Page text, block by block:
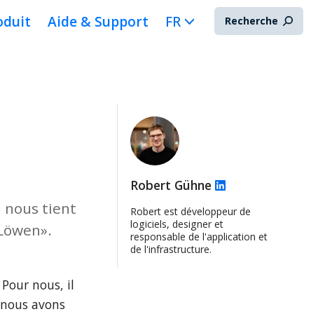
Aide & Support FR Recherche
nous tient
nous, il
avons
Robert Gühne
Robert est développeur de
logiciels, designer et
responsable de l'application et
de l'infrastructure.